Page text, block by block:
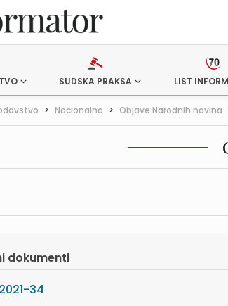
SUDSKA PRAKSA LIST
> Nacionalno > Objave Narodnih novina
dokumenti
34